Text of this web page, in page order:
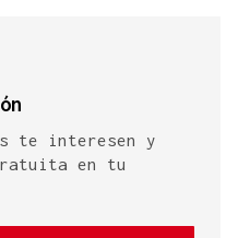
te interesen y
en tu